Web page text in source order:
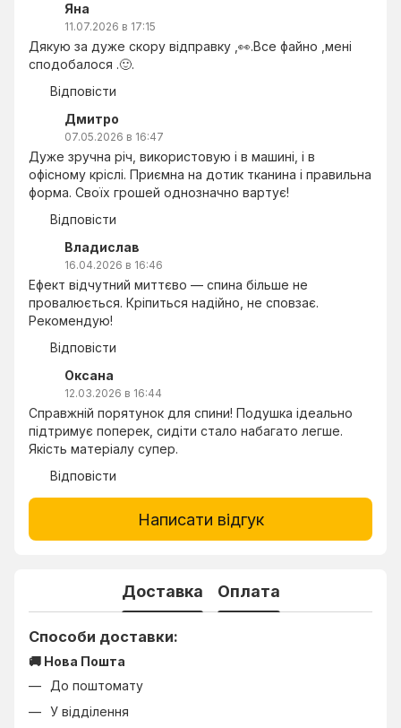
Яна
11.07.2026 в 17:15
Дякую за дуже скору відправку ,👀.Все файно ,мені
сподобалося .🙂.
Відповісти
Дмитро
07.05.2026 в 16:47
Дуже зручна річ, використовую і в машині, і в
офісному кріслі. Приємна на дотик тканина і правильна
форма. Своїх грошей однозначно вартує!
Відповісти
Владислав
16.04.2026 в 16:46
Ефект відчутний миттєво — спина більше не
провалюється. Кріпиться надійно, не сповзає.
Рекомендую!
Відповісти
Оксана
12.03.2026 в 16:44
Справжній порятунок для спини! Подушка ідеально
підтримує поперек, сидіти стало набагато легше.
Якість матеріалу супер.
Відповісти
Написати відгук
Доставка Оплата
Способи доставки:
🚚 Нова Пошта
До поштомату
У відділення